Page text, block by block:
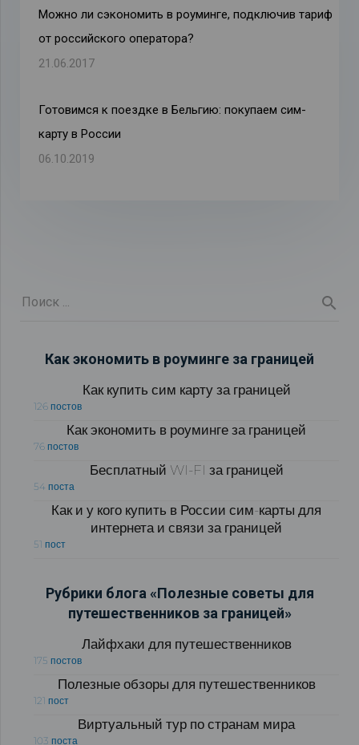
Можно ли сэкономить в роуминге, подключив тариф
от российского оператора?
21.06.2017
Готовимся к поездке в Бельгию: покупаем сим-
карту в России
06.10.2019
Как экономить в роуминге за границей
Как купить сим карту за границей
126 постов
Как экономить в роуминге за границей
76 постов
Бесплатный WI-FI за границей
54 поста
Как и у кого купить в России сим-карты для
интернета и связи за границей
51 пост
Рубрики блога «Полезные советы для
путешественников за границей»
Лайфхаки для путешественников
175 постов
Полезные обзоры для путешественников
121 пост
Виртуальный тур по странам мира
103 поста